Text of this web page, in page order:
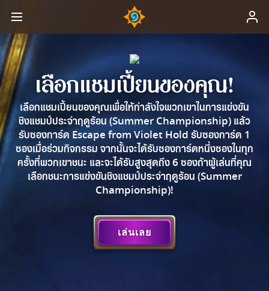
เลือกแชมเปี้ยนของคุณ!
เลือกแชมเปี้ยนของคุณเพื่อให้กำลังใจพวกเขาในการแข่งขัน
ชิงแชมป์ประจำฤดูร้อน (Summer Championship) แล้ว
รับซองการ์ด Escape from Violet Hold รับซองการ์ด 1
ซองเมื่อร่วมกิจกรรม จากนั้นจะได้รับซองการ์ดหนึ่งซองในทุก
ครั้งที่พวกเขาชนะ และจะได้รับสูงสุดถึง 6 ซองถ้าผู้เล่นที่คุณ
เลือกชนะการแข่งขันชิงแชมป์ประจำฤดูร้อน (Summer
Championship)!
เล่นเลย